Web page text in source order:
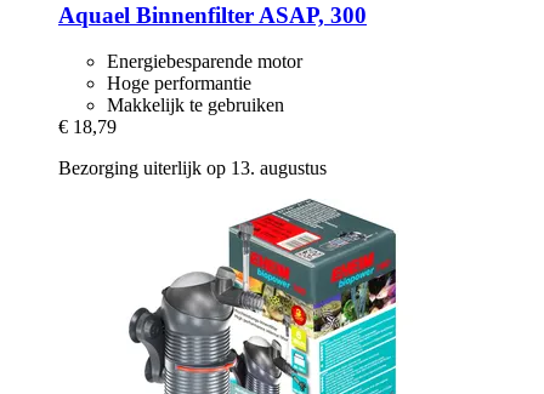
Aquael Binnenfilter ASAP, 300
Energiebesparende motor
Hoge performantie
Makkelijk te gebruiken
€ 18,79
Bezorging uiterlijk op 13. augustus